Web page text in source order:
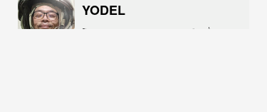
YODEL
โยเดลผู้มาจากดาวอังคาร เราคือผู้ชื่นชอบ